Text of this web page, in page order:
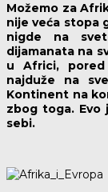
Možemo za
nije veća stopa
nigde na
dijamanata na
u Africi,
najduže na
Kontinent na
zbog toga.
sebi.